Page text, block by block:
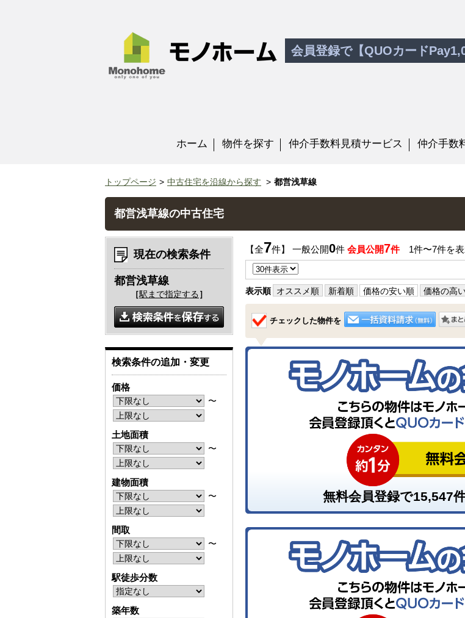
会員登録で【QUOカード
ホーム 物件を探す 仲介手数料見積サービス 仲介手数
トップページ 中古住宅を沿線から探す 都営浅草線
都営浅草線の中古住宅
【全7件】 一般公開0件 会員公開7件1件〜7件を表
表示順 オススメ順 新着順 価格の安い順 価格の高
チェックした物件を
無料会員登録で15,547
現在の検索条件
都営浅草線
［駅まで指定する ］
検索条件の追加・変更
価格
〜
土地面積
〜
建物面積
〜
間取
〜
駅徒歩分数
築年数